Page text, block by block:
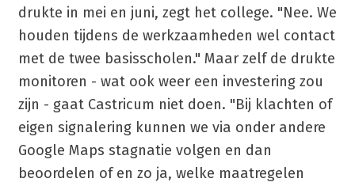
drukte in mei en juni, zegt het college. "Nee. We
houden tijdens de werkzaamheden wel contact
met de twee basisscholen." Maar zelf de drukte
monitoren - wat ook weer een investering zou
zijn - gaat Castricum niet doen. "Bij klachten of
eigen signalering kunnen we via onder andere
Google Maps stagnatie volgen en dan
beoordelen of en zo ja, welke maatregelen